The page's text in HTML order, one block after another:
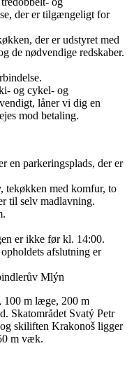
der er tilgængeligt for
der er udstyret med
de nødvendige redskaber.
og cykel- og
låner vi dig en
mod betaling.
en parkeringsplads, der er
tekøkken med komfur, to
til selv madlavning.
er ikke før kl. 14:00.
afslutning er
Mlýn
100 m læge, 200 m
Skatområdet Svatý Petr
skiliften Krakonoš ligger
m væk.